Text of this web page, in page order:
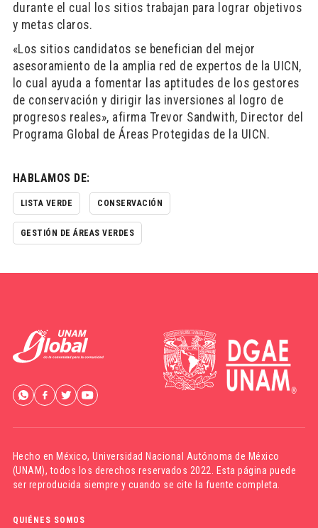
durante el cual los sitios trabajan para lograr objetivos
y metas claros.
«Los sitios candidatos se benefician del mejor
asesoramiento de la amplia red de expertos de la UICN,
lo cual ayuda a fomentar las aptitudes de los gestores
de conservación y dirigir las inversiones al logro de
progresos reales», afirma Trevor Sandwith, Director del
Programa Global de Áreas Protegidas de la UICN.
HABLAMOS DE:
LISTA VERDE CONSERVACIÓN
GESTIÓN DE ÁREAS VERDES
Hecho en México,Universidad Nacional Autónoma de México
(UNAM), todos los derechos reservados 2022. Esta página puede
ser reproducida siempre y cuando se cite la fuente completa.
QUIÉNES SOMOS